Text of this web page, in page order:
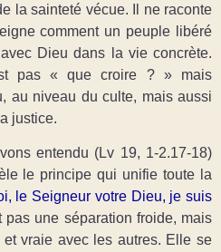
la sainteté vécue. Il ne raconte
comment un peuple libéré
Dieu dans la vie concrète.
pas « que croire ? » mais
au niveau du culte, mais aussi
justice.
entendu (Lv 19, 1-2.17-18)
le principe qui unifie toute la
le Seigneur votre Dieu, je suis
pas une séparation froide, mais
vraie avec les autres. Elle se